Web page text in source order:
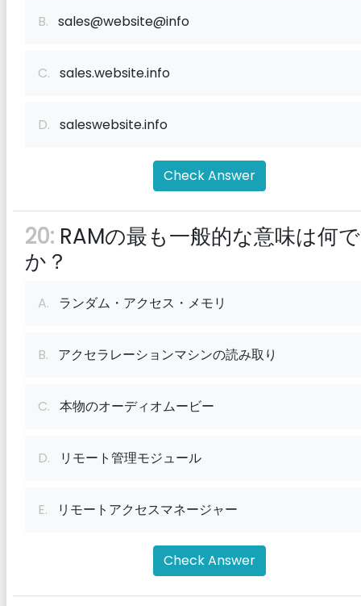
B. sales@website@info
C. sales.website.info
D. saleswebsite.info
Check Answer
20: RAMの最も一般的な意味は何
か？
A. ランダム・アクセス・メモリ
B. アクセラレーションマシンの読み取り
C. 本物のオーディオムービー
D. リモート管理モジュール
E. リモートアクセスマネージャー
Check Answer